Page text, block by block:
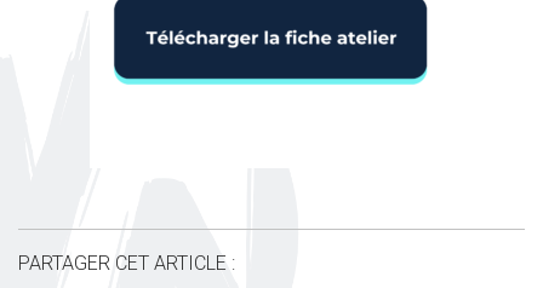
PARTAGER CET ARTICLE :